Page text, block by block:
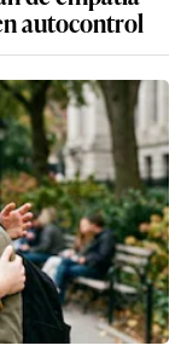
autocontrol